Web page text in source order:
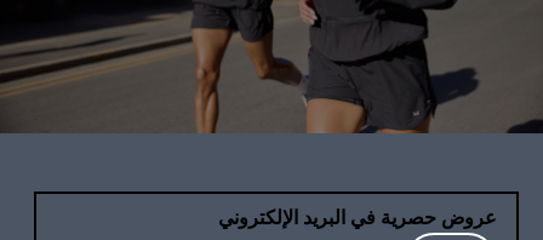
عروض حصرية في البريد الإلكتروني